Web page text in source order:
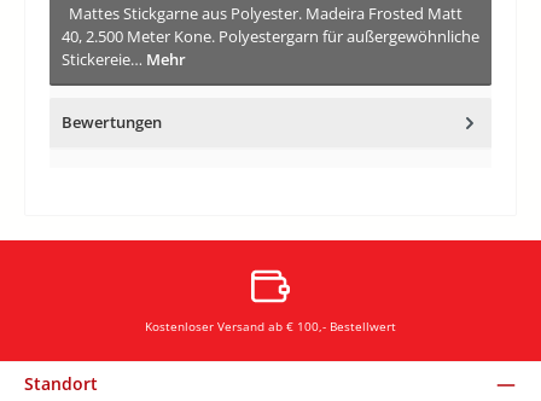
Mattes Stickgarne aus Polyester. Madeira Frosted Matt
40, 2.500 Meter Kone. Polyestergarn für außergewöhnliche
Stickereie… Mehr
Bewertungen
Kostenloser Versand ab € 100,- Bestellwert
Standort